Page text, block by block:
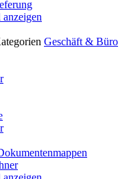
Geschäft & Büro